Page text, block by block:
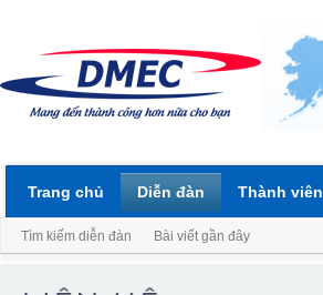
Trang chủ Diễn đàn
Tìm kiếm diễn đàn Bài viết gần đây
Thành viên